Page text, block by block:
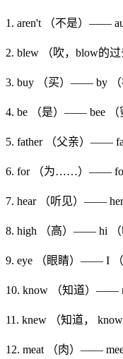
1. aren't （不是）——
2. blew （吹，blow的
3. buy （买）—— by
4. be （是）—— bee （
5. father （父亲）——
6. for （为……）——
7. hear （听见）——
8. high （高）—— hi （
9. eye （眼睛）—— I （
10. know （知道）——
11. knew （知道，
12. meat （肉）——